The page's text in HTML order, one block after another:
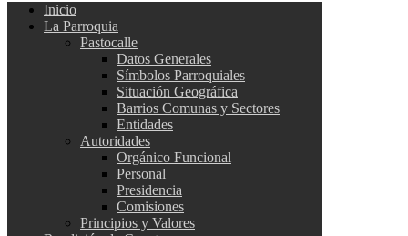
Inicio
La Parroquia
Pastocalle
Datos Generales
Símbolos Parroquiales
Situación Geográfica
Barrios Comunas y Sectores
Entidades
Autoridades
Orgánico Funcional
Personal
Presidencia
Comisiones
Principios y Valores